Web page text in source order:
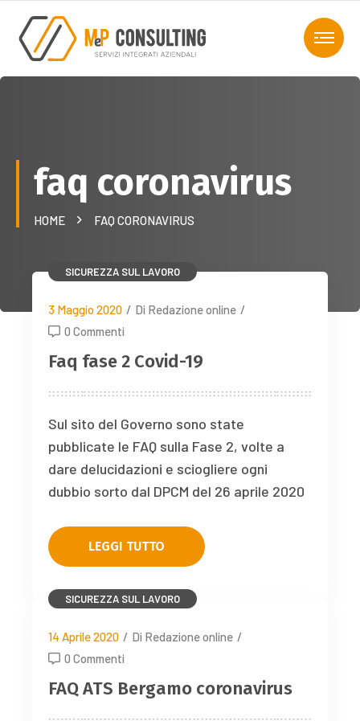
faq coronavirus
HOME FAQ CORONAVIRUS
SICUREZZA SUL LAVORO
3 Maggio 2020 / Di Redazione online /
0 Commenti
Faq fase 2 Covid-19
Sul sito del Governo sono state
pubblicate le FAQ sulla Fase 2, volte a
dare delucidazioni e sciogliere ogni
dubbio sorto dal DPCM del 26 aprile 2020
LEGGI TUTTO
SICUREZZA SUL LAVORO
14 Aprile 2020 / Di Redazione online /
0 Commenti
FAQ ATS Bergamo coronavirus